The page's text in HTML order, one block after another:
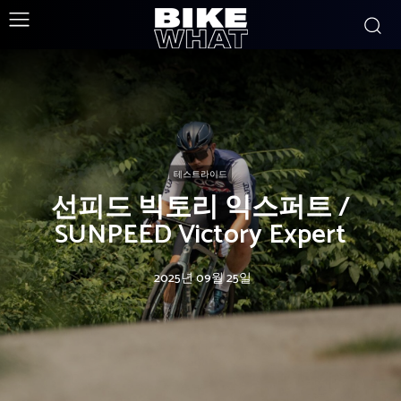
테스트라이드
선피드 빅토리 익스퍼트 /
SUNPEED Victory Expert
2025년 09월 25일